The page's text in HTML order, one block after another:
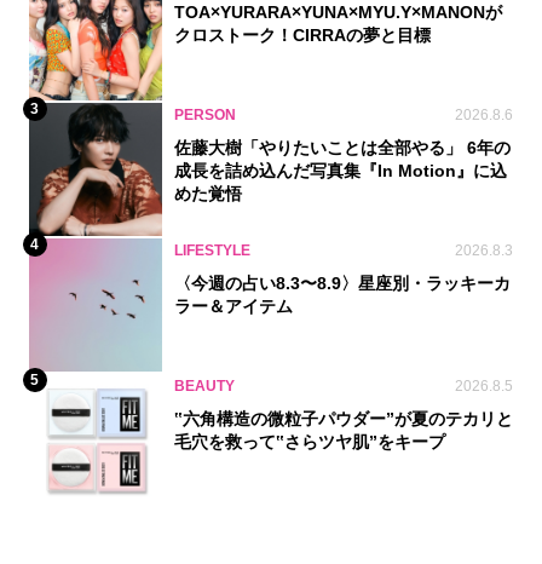
TOA×YURARA×YUNA×MYU.Y×MANONが
クロストーク！CIRRAの夢と目標
3 PERSON 2026.8.6
佐藤大樹「やりたいことは全部やる」 6年の
成長を詰め込んだ写真集『In Motion』に込
めた覚悟
4 LIFESTYLE 2026.8.3
〈今週の占い8.3〜8.9〉星座別・ラッキーカ
ラー＆アイテム
5 BEAUTY 2026.8.5
‟六角構造の微粒子パウダー”が夏のテカリと
毛穴を救って‟さらツヤ肌”をキープ